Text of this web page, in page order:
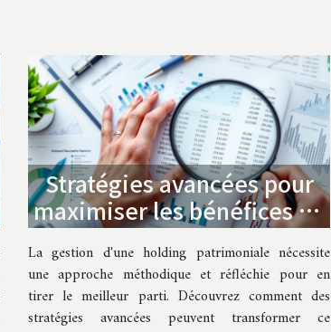
Stratégies avancées pour
maximiser les bénéfices de
votre holding patrimoniale
La gestion d'une holding patrimoniale nécessite
une approche méthodique et réfléchie pour en
tirer le meilleur parti. Découvrez comment des
stratégies avancées peuvent transformer ce